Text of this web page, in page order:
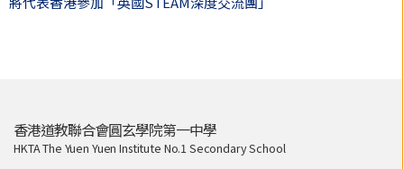
香港道教聯合會圓玄學院第一中學
HKTA The Yuen Yuen Institute No.1 Secondary School